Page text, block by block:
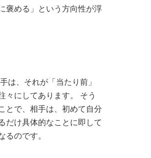
褒める」という方向性が浮
は、それが「当たり前」
々にしてあります。 そう
とで、相手は、初めて自分
だけ具体的なことに即して
るのです。